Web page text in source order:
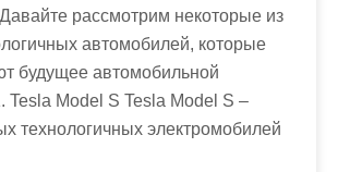
рассмотрим некоторые из
автомобилей, которые
будущее автомобильной
Tesla Model S Tesla Model S –
технологичных электромобилей